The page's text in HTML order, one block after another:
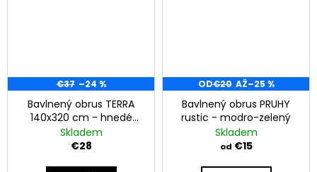
€37 –24 %
Bavlnený obrus TERRA
140x320 cm - hnedé
pruhy
Skladem
€28
OD€20 AŽ–25 %
Bavlnený obrus PRUHY
rustic - modro-zelený
Skladem
od €15